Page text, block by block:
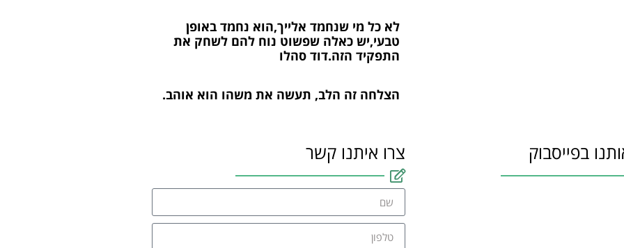
לא כל מי שנחמד אלייך,הוא נחמד באופן
טבעי,יש כאלה שפשוט נוח להם לשחק את
התפקיד הזה.דוד סהלו
הצלחה זה הלב, תעשה את משהו הוא אוהב.
בפייסבוק צרו איתנו קשר